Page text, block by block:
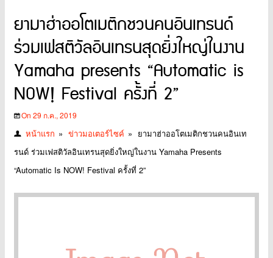
ยามาฮ่าออโตเมติกชวนคนอินเทรนด์
ร่วมเฟสติวัลอินเทรนสุดยิ่งใหญ่ในงาน
Yamaha presents “Automatic is
NOW! Festival ครั้งที่ 2”
On 29 ก.ค., 2019
หน้าแรก » ข่าวมอเตอร์ไซค์ » ยามาฮ่าออโตเมติกชวนคนอินเท
รนด์ ร่วมเฟสติวัลอินเทรนสุดยิ่งใหญ่ในงาน Yamaha Presents
“Automatic Is NOW! Festival ครั้งที่ 2”